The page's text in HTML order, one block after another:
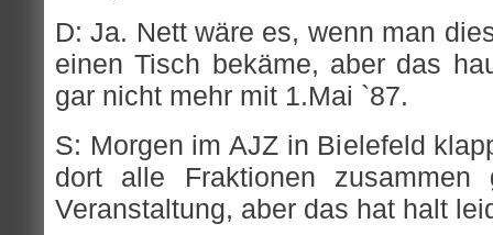
D: Ja. Nett wäre es, wenn man
einen Tisch bekäme, aber das
gar nicht mehr mit 1.Mai `87.
S: Morgen im AJZ in Bielefeld
dort alle Fraktionen
Veranstaltung, aber das hat halt